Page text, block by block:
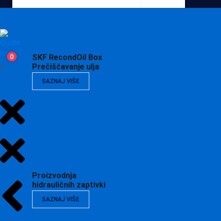
SKF RecondOil Box
Prečišćavanje ulja
SAZNAJ VIŠE
Proizvodnja
hidrauličnih zaptivki
SAZNAJ VIŠE
0
X